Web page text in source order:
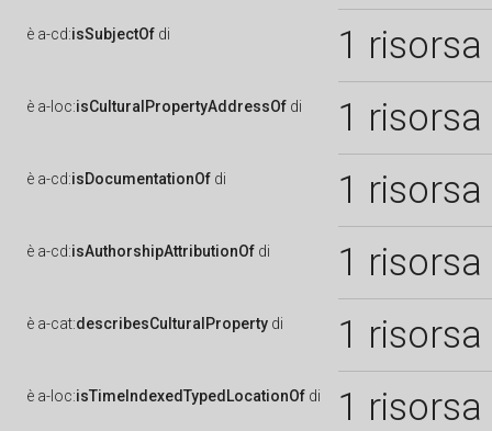
è a-cd:isSubjectOf di 1 risorsa
è a-loc:isCulturalPropertyAddressOf di 1 risorsa
è a-cd:isDocumentationOf di 1 risorsa
è a-cd:isAuthorshipAttributionOf di 1 risorsa
è a-cat:describesCulturalProperty di 1 risorsa
è a-loc:isTimeIndexedTypedLocationOf di 1 risorsa